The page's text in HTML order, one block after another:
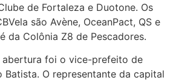
de Fortaleza e Duotone. Os
são Avène, OceanPact, QS e
da Colônia Z8 de Pescadores.
abertura foi o vice-prefeito de
Batista. O representante da capital